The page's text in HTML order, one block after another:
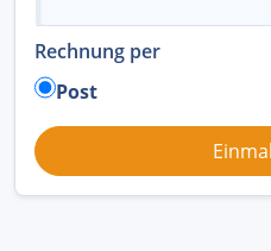
Rechnung per
Post